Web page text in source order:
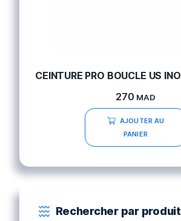
CEINTURE PRO BOUCLE US
270 MAD
AJOUTER AU
PANIER
Rechercher par